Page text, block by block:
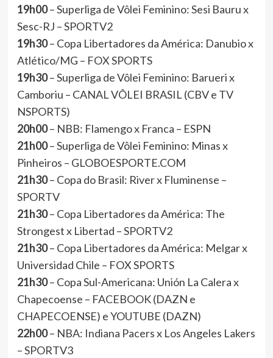
19h00– Superliga de Vôlei Feminino: Sesi Bauru x
Sesc-RJ – SPORTV2
19h30– Copa Libertadores da América: Danubio x
Atlético/MG – FOX SPORTS
19h30– Superliga de Vôlei Feminino: Barueri x
Camboriu – CANAL VÔLEI BRASIL (CBV e TV
NSPORTS)
20h00– NBB: Flamengo x Franca – ESPN
21h00– Superliga de Vôlei Feminino: Minas x
Pinheiros – GLOBOESPORTE.COM
21h30– Copa do Brasil: River x Fluminense –
SPORTV
21h30– Copa Libertadores da América: The
Strongest x Libertad – SPORTV2
21h30– Copa Libertadores da América: Melgar x
Universidad Chile – FOX SPORTS
21h30– Copa Sul-Americana: Unión La Calera x
Chapecoense – FACEBOOK (DAZN e
CHAPECOENSE) e YOUTUBE (DAZN)
22h00– NBA: Indiana Pacers x Los Angeles Lakers
– SPORTV3